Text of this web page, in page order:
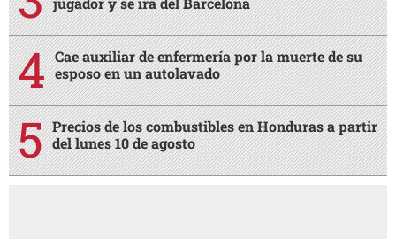
Cae auxiliar de enfermería por la muerte de su
esposo en un autolavado
Precios de los combustibles en Honduras a partir
del lunes 10 de agosto